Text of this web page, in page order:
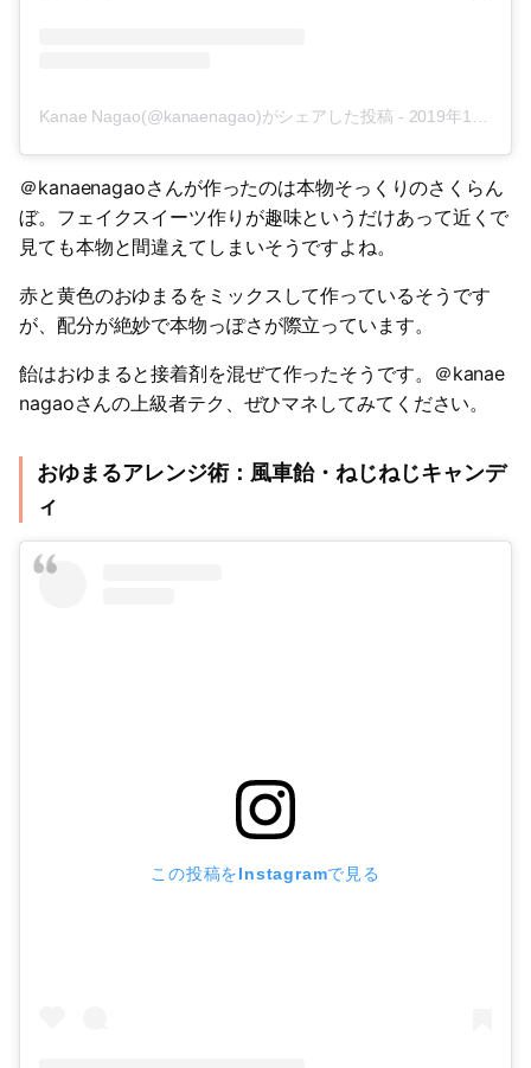
Kanae Nagao(@kanaenagao)がシェアした投稿 - 2019年10月月21日午前7時53分PDT
＠kanaenagaoさんが作ったのは本物そっくりのさくらん
ぼ。フェイクスイーツ作りが趣味というだけあって近くで
見ても本物と間違えてしまいそうですよね。
赤と黄色のおゆまるをミックスして作っているそうです
が、配分が絶妙で本物っぽさが際立っています。
飴はおゆまると接着剤を混ぜて作ったそうです。＠kanae
nagaoさんの上級者テク、ぜひマネしてみてください。
おゆまるアレンジ術：風車飴・ねじねじキャンデ
ィ
この投稿をInstagramで見る